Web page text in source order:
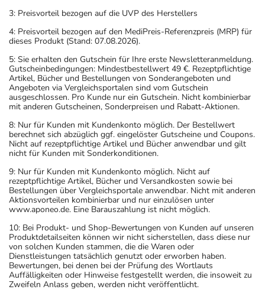
3: Preisvorteil bezogen auf die UVP des Herstellers
4: Preisvorteil bezogen auf den MediPreis-Referenzpreis (MRP) für
dieses Produkt (Stand: 07.08.2026).
5: Sie erhalten den Gutschein für Ihre erste Newsletteranmeldung.
Gutscheinbedingungen: Mindestbestellwert 49 €. Rezeptpflichtige
Artikel, Bücher und Bestellungen von Sonderangeboten und
Angeboten via Vergleichsportalen sind vom Gutschein
ausgeschlossen. Pro Kunde nur ein Gutschein. Nicht kombinierbar
mit anderen Gutscheinen, Sonderpreisen und Rabatt-Aktionen.
8: Nur für Kunden mit Kundenkonto möglich. Der Bestellwert
berechnet sich abzüglich ggf. eingelöster Gutscheine und Coupons.
Nicht auf rezeptpflichtige Artikel und Bücher anwendbar und gilt
nicht für Kunden mit Sonderkonditionen.
9: Nur für Kunden mit Kundenkonto möglich. Nicht auf
rezeptpflichtige Artikel, Bücher und Versandkosten sowie bei
Bestellungen über Vergleichsportale anwendbar. Nicht mit anderen
Aktionsvorteilen kombinierbar und nur einzulösen unter
www.aponeo.de. Eine Barauszahlung ist nicht möglich.
10: Bei Produkt- und Shop-Bewertungen von Kunden auf unseren
Produktdetailseiten können wir nicht sicherstellen, dass diese nur
von solchen Kunden stammen, die die Waren oder
Dienstleistungen tatsächlich genutzt oder erworben haben.
Bewertungen, bei denen bei der Prüfung des Wortlauts
Auffälligkeiten oder Hinweise festgestellt werden, die insoweit zu
Zweifeln Anlass geben, werden nicht veröffentlicht.